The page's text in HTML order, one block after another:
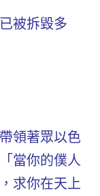
被拆毀多
領著眾以色
當你的僕人
求你在天上